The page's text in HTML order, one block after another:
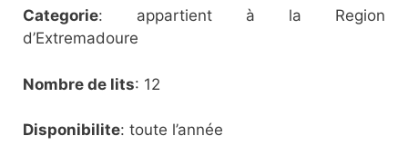
Categorie: appartient à la Region
d’Extremadoure
Nombre de lits: 12
Disponibilite: toute l’année